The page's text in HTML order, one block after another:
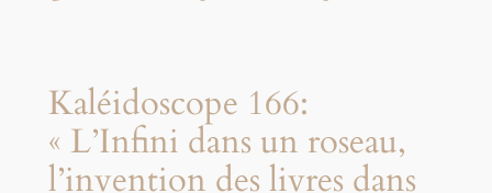
Kaléidoscope 166:
« L’Infini dans un roseau,
l’invention des livres dans